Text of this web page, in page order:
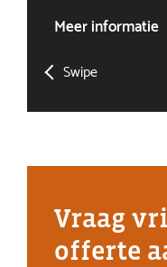
Meer informatie
Swipe
Vraag
offerte